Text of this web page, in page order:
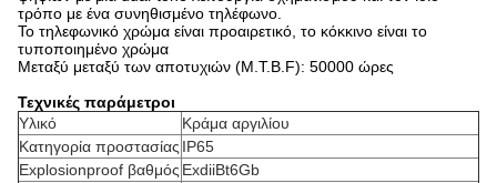
τρόπο με ένα συνηθισμένο τηλέφωνο.
Το τηλεφωνικό χρώμα είναι προαιρετικό, το κόκκινο είναι το
τυποποιημένο χρώμα
Μεταξύ μεταξύ των αποτυχιών (M.T.B.F): 50000 ώρες
Τεχνικές παράμετροι
Υλικό
Κράμα αργιλίου
Κατηγορία προστασίας IP65
Explosionproof βαθμός ExdiiBt6Gb